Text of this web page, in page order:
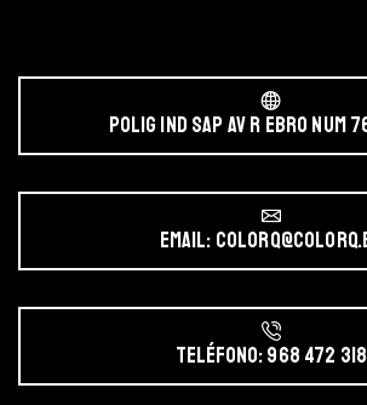
POLIG IND SAP AV r EBRO NUM
Email:
Teléfono: 968 472 318